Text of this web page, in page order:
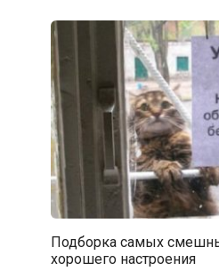
Подборка самых
хорошего настроения